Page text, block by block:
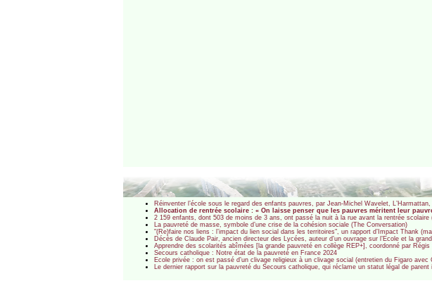
Réinventer l’école sous le regard des enfants pauvres, par Jean-Michel Wavelet,
Allocation de rentrée scolaire : « On laisse penser que les pauvres méritent leur
2 159 enfants, dont 503 de moins de 3 ans, ont passé la nuit à la rue avant la rentrée scolaire
La pauvreté de masse, symbole d’une crise de la cohésion sociale (The Conversation)
"(Re)faire nos liens : l’impact du lien social dans les territoires", un rapport d’Impact Thank
Décès de Claude Pair, ancien directeur des Lycées, auteur d’un ouvrage sur l’Ecole et la
Apprendre des scolarités abîmées [la grande pauvreté en collège REP+], coordonné par
Secours catholique : Notre état de la pauvreté en France 2024
Ecole privée : on est passé d’un clivage religieux à un clivage social (entretien du Figaro avec
Le dernier rapport sur la pauvreté du Secours catholique, qui réclame un statut légal de